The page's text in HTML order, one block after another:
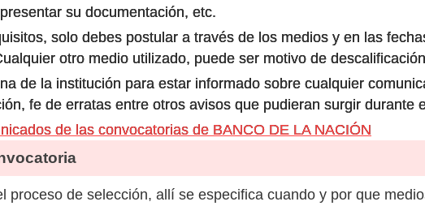
su documentación, etc.
solo debes postular a través de los medios y en las
otro medio utilizado, puede ser motivo de
de la institución para estar informado sobre cualquier
fe de erratas entre otros avisos que pudieran surgir durante
de las convocatorias de BANCO DE LA NACIÓN
proceso de selección, allí se especifica cuando y por que